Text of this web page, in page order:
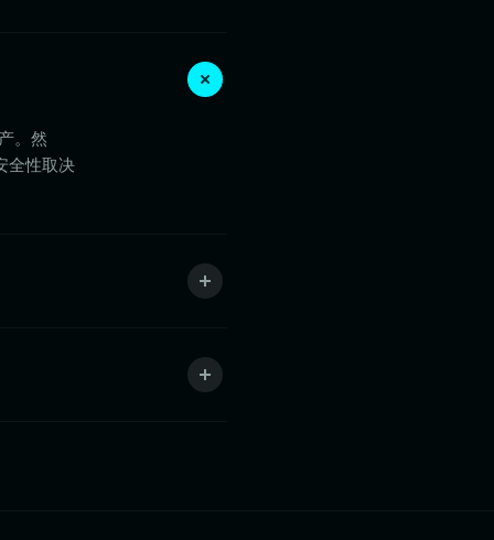
。然
全性取决